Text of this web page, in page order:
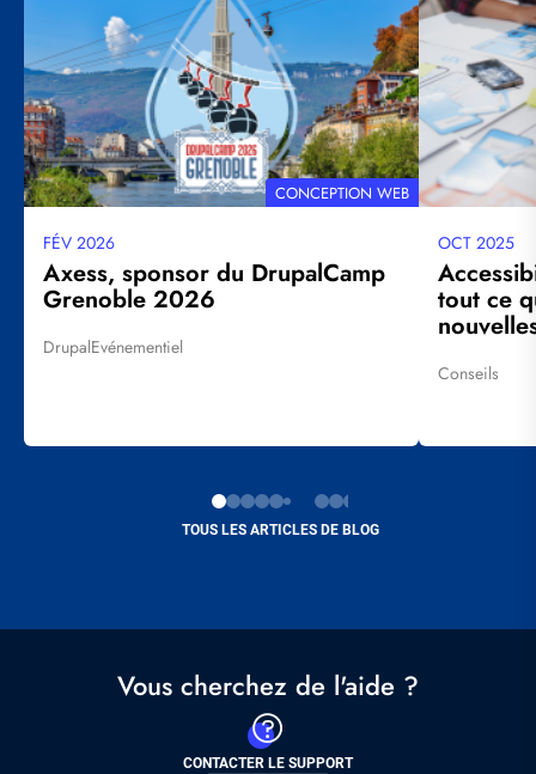
TOUS LES ARTICLES DE BLOG
THÉMATIQUE
CONCEPTION WEB
Date
mise
à
jour
FÉV 2026
Axess, sponsor du DrupalCamp
Grenoble 2026
Tags
DrupalEvénementiel
Date
mise
à
jour
OCT 2025
tout ce
Tags
Conseils
Vous cherchez de l'aide ?
CONTACTER LE SUPPORT